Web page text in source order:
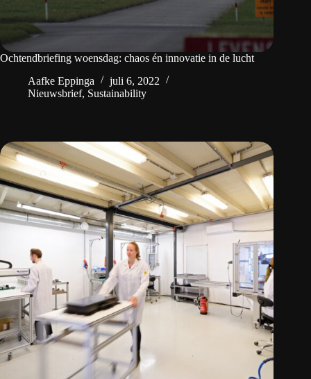
Ochtendbriefing woensdag: chaos én innovatie in de lucht
Aafke Eppinga
juli 6, 2022
Nieuwsbrief, Sustainability